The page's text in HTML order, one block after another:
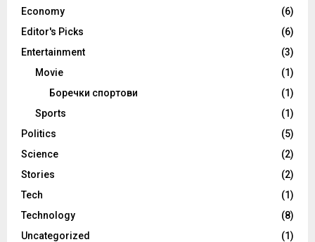
Economy
(6)
Editor's Picks
(6)
Entertainment
(3)
Movie
(1)
Боречки спортови
(1)
Sports
(1)
Politics
(5)
Science
(2)
Stories
(2)
Tech
(1)
Technology
(8)
Uncategorized
(1)